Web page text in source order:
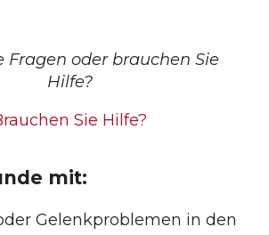
Fragen oder brauchen Sie
Hilfe?
Sie Hilfe?
mit:
Gelenkproblemen in den